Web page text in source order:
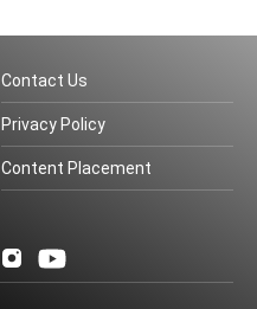
Contact Us
Privacy Policy
Content Placement